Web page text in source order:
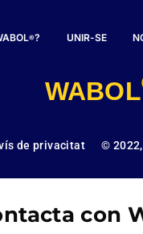
®? UNIR-SE
WABOL
de privacitat ©
con